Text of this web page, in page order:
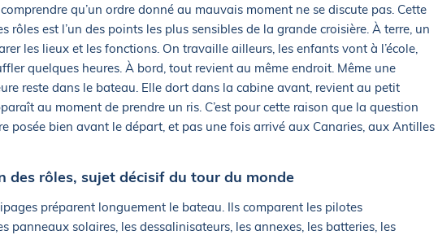
qu’un ordre donné au mauvais moment ne se discute pas. Cette
rôles est l’un des points les plus sensibles de la grande croisière. À terre, un
les lieux et les fonctions. On travaille ailleurs, les enfants vont à l’école,
quelques heures. À bord, tout revient au même endroit. Même une
reste dans le bateau. Elle dort dans la cabine avant, revient au petit
au moment de prendre un ris. C’est pour cette raison que la question
posée bien avant le départ, et pas une fois arrivé aux Canaries, aux Antilles
des rôles, sujet décisif du tour du monde
préparent longuement le bateau. Ils comparent les pilotes
panneaux solaires, les dessalinisateurs, les annexes, les batteries, les